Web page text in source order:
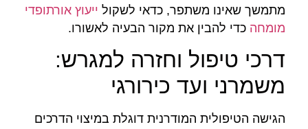
מתמשך שאינו משתפר, כדאי לשקול ייעוץ אורתופדי
מומחה כדי להבין את מקור הבעיה לאשורו.
דרכי טיפול וחזרה למגרש:
משמרני ועד כירורגי
הגישה הטיפולית המודרנית דוגלת במיצוי הדרכים